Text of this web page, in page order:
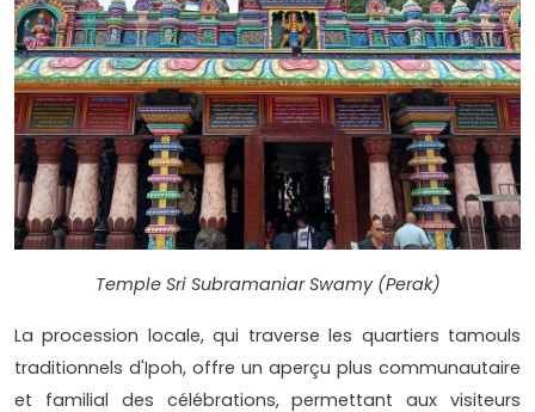
Temple Sri Subramaniar Swamy (Perak)
La procession locale, qui traverse les quartiers tamouls
traditionnels d'Ipoh, offre un aperçu plus communautaire
et familial des célébrations, permettant aux visiteurs